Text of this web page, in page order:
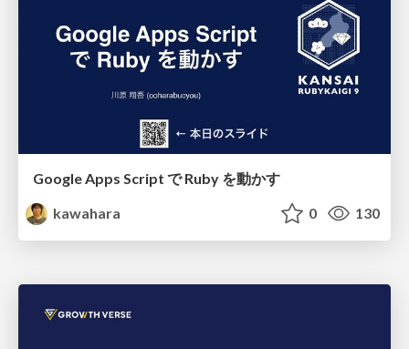
Google Apps Script で Ruby を動かす
kawahara
0 130